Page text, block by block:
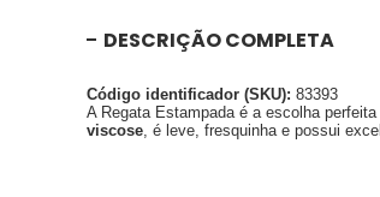
DESCRIÇÃO COMPLETA
Código identificador (SKU): 83393
A Regata Estampada é a escolha
viscose , é leve, fresquinha e possui